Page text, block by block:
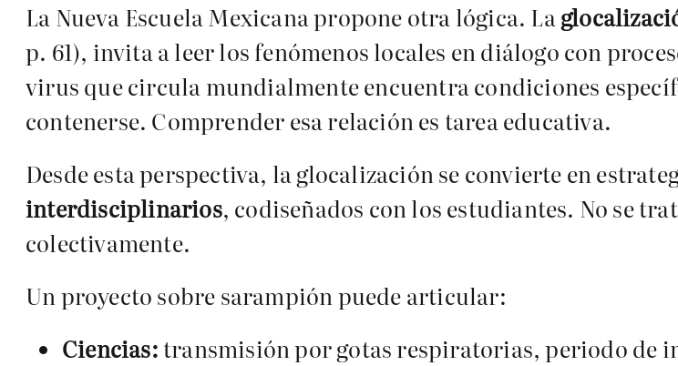
La Nueva Escuela Mexicana propone otra lógica. La
p. 61), invita a leer los fenómenos locales en diálogo con
virus que circula mundialmente encuentra condiciones
contenerse. Comprender esa relación es tarea educativa.
Desde esta perspectiva, la glocalización se convierte en
interdisciplinarios, codiseñados con los estudiantes. No se
colectivamente.
Un proyecto sobre sarampión puede articular:
Ciencias: transmisión por gotas respiratorias, periodo de